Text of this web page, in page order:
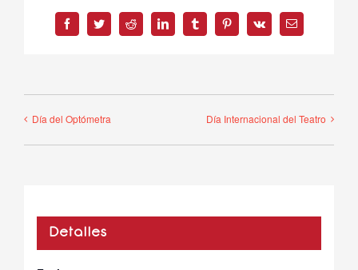
FacebookTwitterReddit LinkedInTumblrPinterest
Vk
Correo
electrónico
Día del Optómetra Día Internacional del Teatro
Detalles